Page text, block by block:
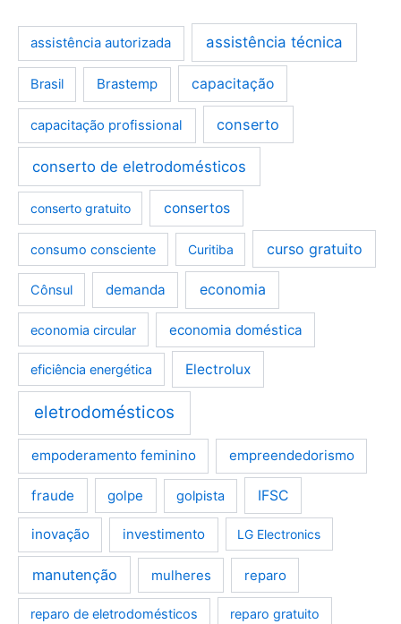
assistência autorizada assistência técnica
Brasil Brastemp capacitação
capacitação profissional conserto
conserto de eletrodomésticos
conserto gratuito consertos
consumo consciente Curitiba curso gratuito
Cônsul demanda economia
economia circular economia doméstica
eficiência energética Electrolux
eletrodomésticos
empoderamento feminino empreendedorismo
fraude golpe golpista IFSC
inovação investimento LG Electronics
manutenção mulheres reparo
reparo de eletrodomésticos reparo gratuito